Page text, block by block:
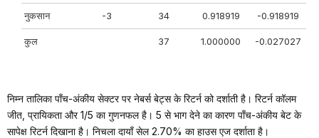
नुकसान -3 34 0.918919 -0.918919
कुल 37 1.000000 -0.027027
निम्न तालिका पाँच-अंकीय सेक्टर पर नेबर्स बेट्स के रिटर्न को दर्शाती है। रिटर्न कॉलम
जीत, प्रायिकता और 1/5 का गुणनफल है। 5 से भाग देने का कारण पाँच-अंकीय बेट के
सापेक्ष रिटर्न दिखाना है। निचला दायाँ सेल 2.70% का हाउस एज दर्शाता है।